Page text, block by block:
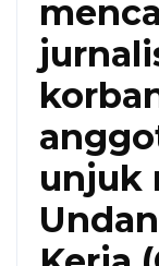
unjuk